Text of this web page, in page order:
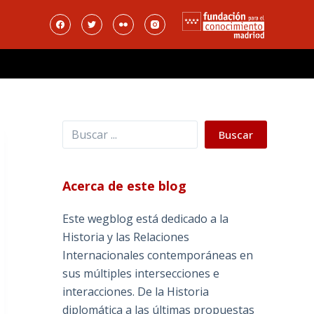
Buscar Buscar
Acerca de este blog
Este wegblog está dedicado a la
Historia y las Relaciones
Internacionales contemporáneas en
sus múltiples intersecciones e
interacciones. De la Historia
diplomática a las últimas propuestas